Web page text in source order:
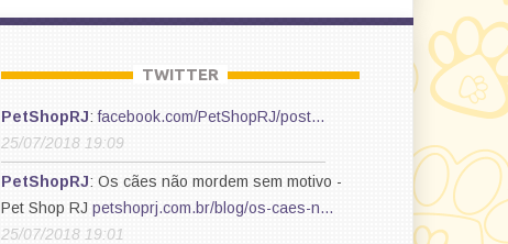
TWITTER
PetShopRJ:facebook.com/PetShopRJ/post…
25/07/2018 19:09
PetShopRJ: Os cães não mordem sem motivo -
Pet Shop RJpetshoprj.com.br/blog/os-caes-n…
25/07/2018 19:01